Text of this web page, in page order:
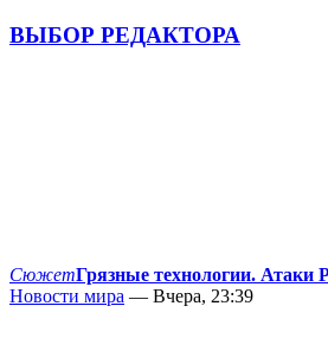
ВЫБОР РЕДАКТОРА
СюжетГрязные технологии.
Новости мира — Вчера, 23:39